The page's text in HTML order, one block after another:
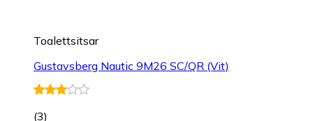
Toalettsitsar
Gustavsberg Nautic 9M26 SC/QR (Vit)
(3)